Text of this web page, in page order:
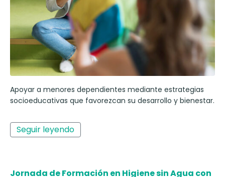
Apoyar a menores dependientes mediante estrategias
socioeducativas que favorezcan su desarrollo y bienestar.
Seguir leyendo
Jornada de Formación en Higiene sin Agua con